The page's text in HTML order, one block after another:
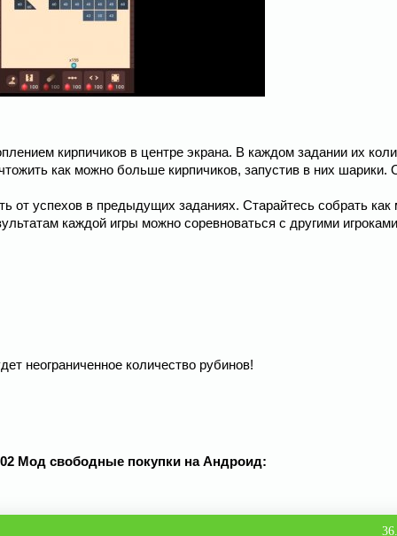
кирпичиков в центре экрана. В каждом задании их
как можно больше кирпичиков, запустив в них шарики.
от успехов в предыдущих заданиях. Старайтесь собрать как
каждой игры можно соревноваться с другими
неограниченное количество рубинов!
Мод свободные покупки на Андроид: